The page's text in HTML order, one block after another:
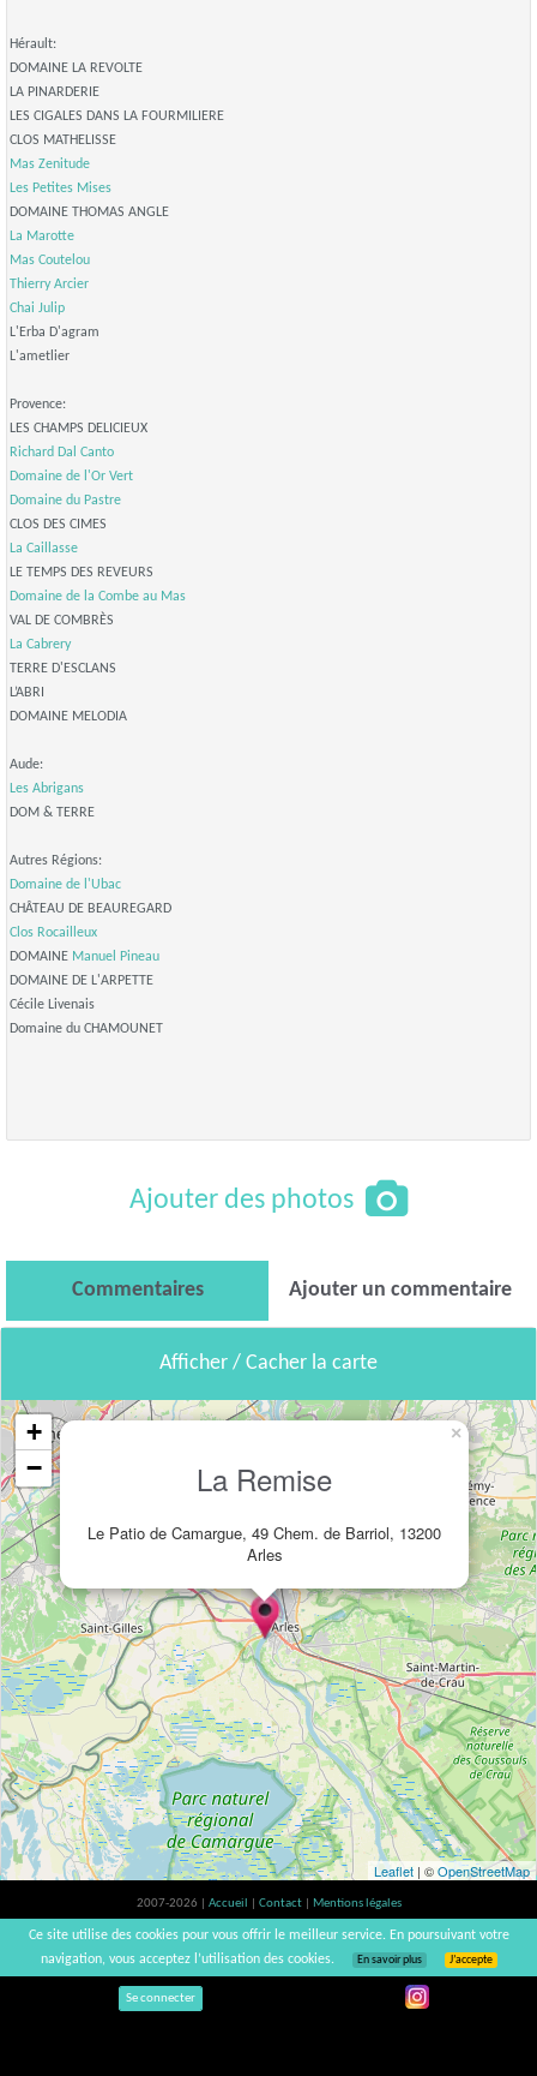
Hérault:
DOMAINE LA REVOLTE
LA PINARDERIE
LES CIGALES DANS LA FOURMILIERE
CLOS MATHELISSE
Mas Zenitude
Les Petites Mises
DOMAINE THOMAS ANGLE
La Marotte
Mas Coutelou
Thierry Arcier
Chai Julip
L'Erba D'agram
L'ametlier
Provence:
LES CHAMPS DELICIEUX
Richard Dal Canto
Domaine de l'Or Vert
Domaine du Pastre
CLOS DES CIMES
La Caillasse
LE TEMPS DES REVEURS
Domaine de la Combe au Mas
VAL DE COMBRÈS
La Cabrery
TERRE D'ESCLANS
L’ABRI
DOMAINE MELODIA
Aude:
Les Abrigans
DOM & TERRE
Autres Régions:
Domaine de l'Ubac
CHÂTEAU DE BEAUREGARD
Clos Rocailleux
DOMAINE Manuel Pineau
DOMAINE DE L'ARPETTE
Cécile Livenais
Domaine du CHAMOUNET
Ajouter des photos
Commentaires Ajouter un commentaire
Afficher / Cacher la carte
La Remise
Le Patio de Camargue, 49 Chem. de Barriol, 13200
Arles
×
+
−
Leaflet | ©OpenStreetMap
2007-2026 | Accueil Contact
Mentions légales
L'abus d'alcool est dangereux pour la santé, à consommer avec modération. |
vinsnaturels | v3.12
Se connecter
Ce site utilise des cookies pour vous offrir le meilleur service. En poursuivant votre
navigation, vous acceptez l’utilisation des cookies.
En savoir plus J’accepte